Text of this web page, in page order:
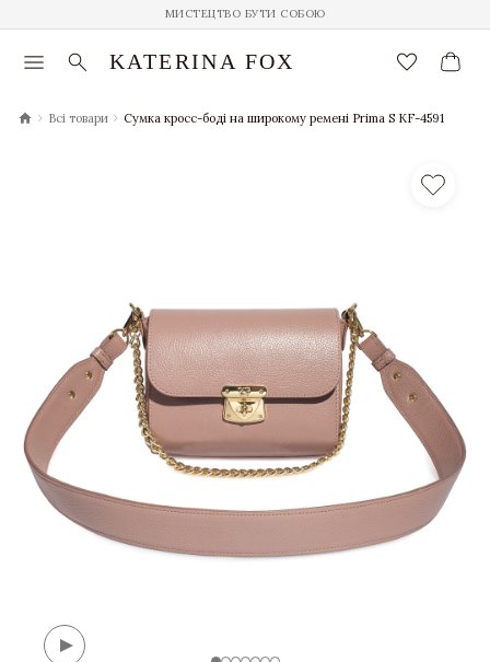
МИСТЕЦТВО БУТИ СОБОЮ
menu search KATERINA FOX favorite_border
chevron_right Всі товари chevron_right Сумка кросс-боді на широкому ремені Prima S KF-4591